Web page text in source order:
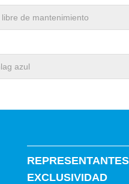
de mantenimiento
azul
EXCLUSIVIDAD